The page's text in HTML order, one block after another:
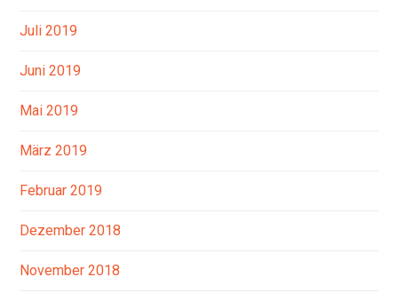
Juli 2019
Juni 2019
Mai 2019
März 2019
Februar 2019
Dezember 2018
November 2018